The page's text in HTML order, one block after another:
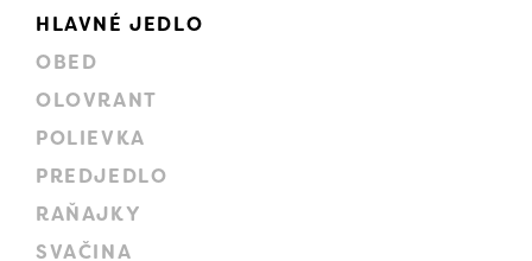
HLAVNÉ JEDLO
OBED
OLOVRANT
POLIEVKA
PREDJEDLO
RAŇAJKY
SVAČINA